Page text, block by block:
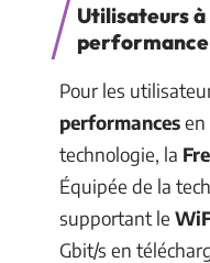
Utilisateurs
Pour les
performancesen
technologie, la
Équipée de la
supportant le
Gbit/s en